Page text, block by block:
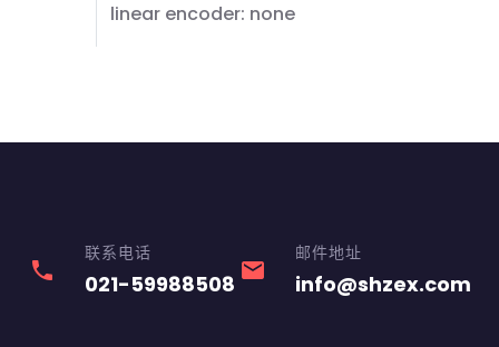
linear encoder: none
phone
联系电话
021-59988508 email
邮件地址
info@shzex.com